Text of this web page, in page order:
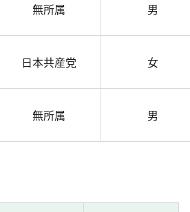
無所属 男
日本共産党 女
無所属 男